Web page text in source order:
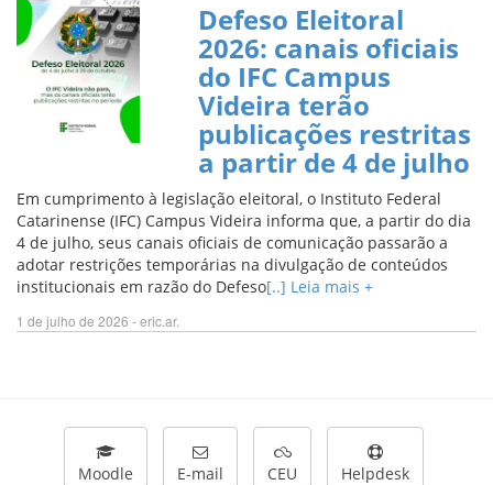
Defeso Eleitoral
2026: canais oficiais
do IFC Campus
Videira terão
publicações restritas
a partir de 4 de julho
Em cumprimento à legislação eleitoral, o Instituto Federal
Catarinense (IFC) Campus Videira informa que, a partir do dia
4 de julho, seus canais oficiais de comunicação passarão a
adotar restrições temporárias na divulgação de conteúdos
institucionais em razão do Defeso[..] Leia mais +
1 de julho de 2026 - eric.ar.
Moodle E-mail CEU Helpdesk